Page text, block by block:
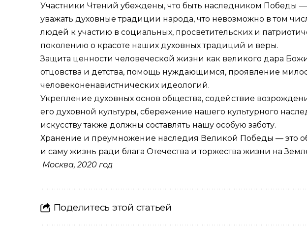
Участники Чтений убеждены, что быть наследником Победы
уважать духовные традиции народа, что невозможно в том
людей к участию в социальных, просветительских и
поколению о красоте наших духовных традиций и веры.
Защита ценности человеческой жизни как великого дара
отцовства и детства, помощь нуждающимся, проявление
человеконенавистнических идеологий.
Укрепление духовных основ общества, содействие
его духовной культуры, сбережение нашего культурного
искусству также должны составлять нашу особую заботу.
Хранение и преумножение наследия Великой Победы — это
и саму жизнь ради блага Отечества и торжества жизни на
Москва, 2020 год
Поделитесь этой статьей